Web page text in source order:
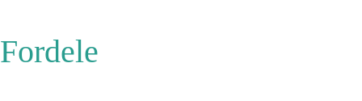
Fordele